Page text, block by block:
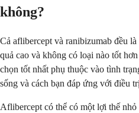
không?
Cả aflibercept và ranibizumab đều
quả cao và không có loại nào tốt
chọn tốt nhất phụ thuộc vào tình
sống và cách bạn đáp ứng với điều
Aflibercept có thể có một lợi thế